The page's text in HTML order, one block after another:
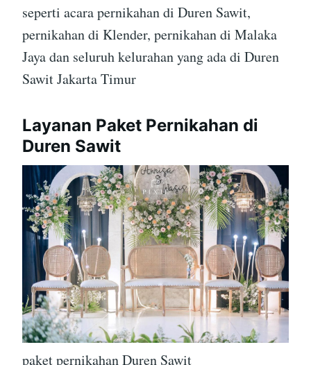
seperti acara pernikahan di Duren Sawit,
pernikahan di Klender, pernikahan di Malaka
Jaya dan seluruh kelurahan yang ada di Duren
Sawit Jakarta Timur
Layanan Paket Pernikahan di
Duren Sawit
paket pernikahan Duren Sawit